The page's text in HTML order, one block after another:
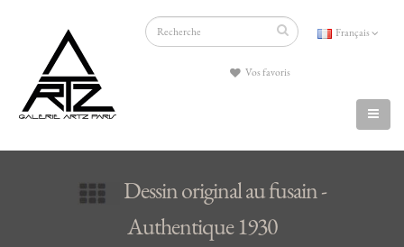
Français
Vos favoris
Dessin original au fusain -
Authentique 1930